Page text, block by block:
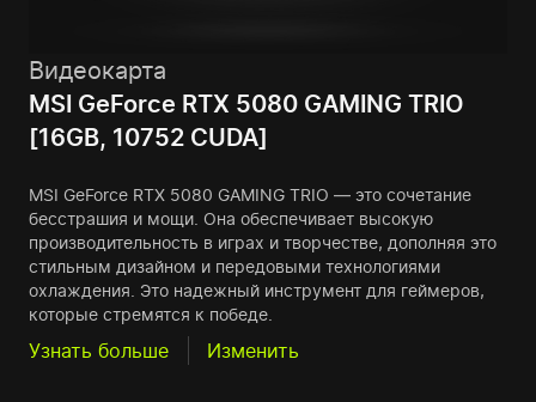
Видеокарта
MSI GeForce RTX 5080 GAMING TRIO
[16GB, 10752 CUDA]
MSI GeForce RTX 5080 GAMING TRIO — это сочетание
бесстрашия и мощи. Она обеспечивает высокую
производительность в играх и творчестве, дополняя это
стильным дизайном и передовыми технологиями
охлаждения. Это надежный инструмент для геймеров,
которые стремятся к победе.
Узнать больше Изменить